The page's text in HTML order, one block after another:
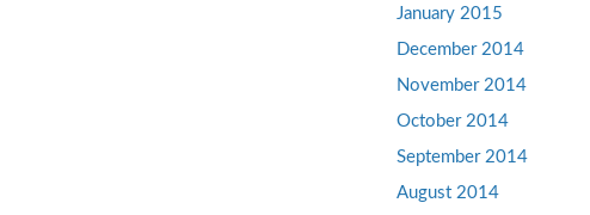
January 2015
December 2014
November 2014
October 2014
September 2014
August 2014